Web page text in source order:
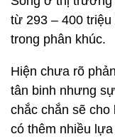
từ 293 – 400
trong phân khúc.
Hiện chưa rõ
tân binh nhưng
chắc chắn sẽ
có thêm nhiều